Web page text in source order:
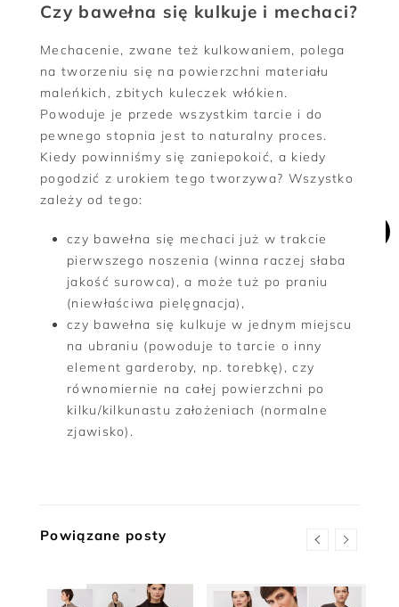
Czy bawełna się kulkuje i mechaci?
Mechacenie, zwane też kulkowaniem, polega
na tworzeniu się na powierzchni materiału
maleńkich, zbitych kuleczek włókien.
Powoduje je przede wszystkim tarcie i do
pewnego stopnia jest to naturalny proces.
Kiedy powinniśmy się zaniepokoić, a kiedy
pogodzić z urokiem tego tworzywa? Wszystko
zależy od tego:
czy bawełna się mechaci już w trakcie
pierwszego noszenia (winna raczej słaba
jakość surowca), a może tuż po praniu
(niewłaściwa pielęgnacja),
czy bawełna się kulkuje w jednym miejscu
na ubraniu (powoduje to tarcie o inny
element garderoby, np. torebkę), czy
równomiernie na całej powierzchni po
kilku/kilkunastu założeniach (normalne
zjawisko).
Powiązane posty